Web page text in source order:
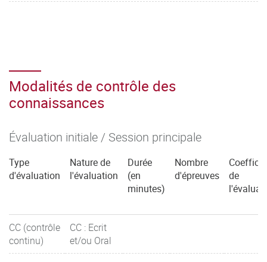
Modalités de contrôle des
connaissances
Évaluation initiale / Session principale
Type
d'évaluation
Nature de
l'évaluation
Durée
(en
minutes)
Nombre
d'épreuves
de
CC (contrôle
continu)
CC : Ecrit
et/ou Oral